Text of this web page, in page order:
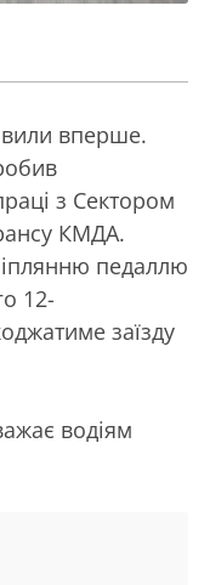
вперше.
з Сектором
КМДА.
педаллю
12-
заїзду
водіям